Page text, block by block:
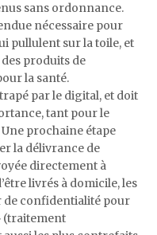
sans ordonnance.
nécessaire pour
pullulent sur la toile, et
produits de
la santé.
par le digital, et doit
tant pour le
prochaine étape
la délivrance de
directement à
livrés à domicile, les
de confidentialité pour
(traitement